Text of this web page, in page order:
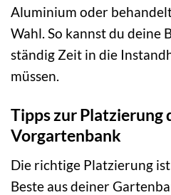
Aluminium oder
Wahl. So kannst du deine
ständig Zeit in die
müssen.
Tipps zur Platzierung
Vorgartenbank
Die richtige Platzierung
Beste aus deiner